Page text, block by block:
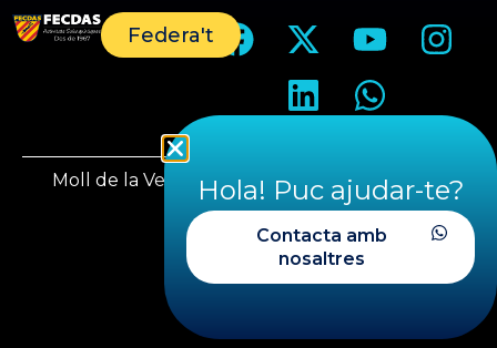
Federa't
Moll de la Vela, 1, 08930 Sant Adrià del Besòs
Barcelona
fecdas@fecdas.cat
Hola! Puc ajudar-te?
Contacta amb
nosaltres